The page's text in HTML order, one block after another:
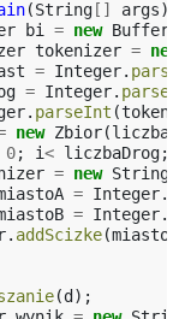
(String [] args)
bi = new
tokenizer = new
= Integer.
= Integer.
. parseInt (
new Zbior(
0; i< liczbaDrog;
= new
= Integer.
= Integer.
. addScizke(miastoA
(d );